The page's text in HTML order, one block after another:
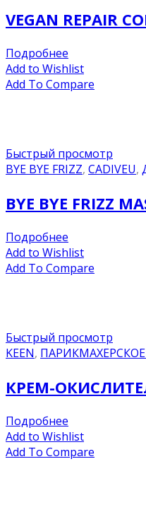
VEGAN REPAIR
Подробнее
Add to Wishlist
Add To Compare
Быстрый просмотр
BYE BYE FRIZZ, CADIVEU,
BYE BYE FRIZZ
Подробнее
Add to Wishlist
Add To Compare
Быстрый просмотр
KEEN,
КРЕМ-
Подробнее
Add to Wishlist
Add To Compare